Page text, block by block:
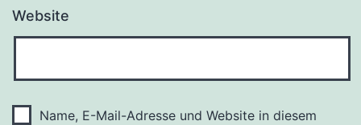
Website
Name, E-Mail-Adresse und Website in diesem